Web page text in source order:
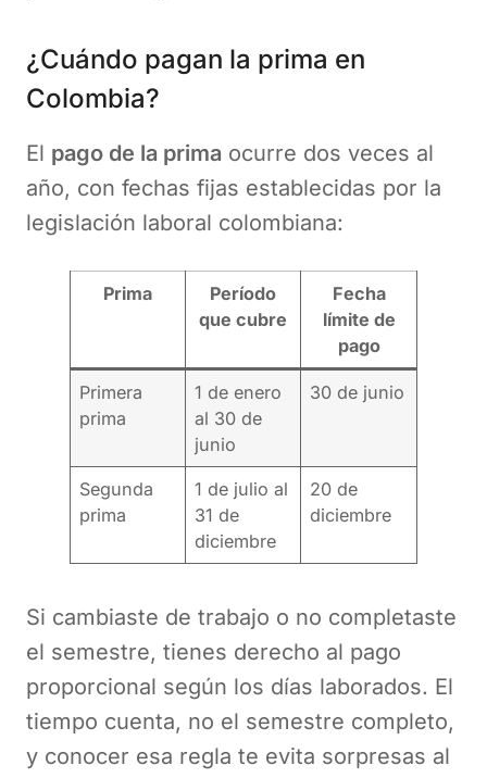
¿Cuándo pagan la prima en
Colombia?
El pago de la prima ocurre dos veces al
año, con fechas fijas establecidas por la
legislación laboral colombiana:
Prima
Período
que cubre
Fecha
límite de
pago
Primera
prima
1 de enero
al 30 de
junio
30 de junio
Segunda
prima
1 de julio al
31 de
diciembre
20 de
diciembre
Si cambiaste de trabajo o no completaste
el semestre, tienes derecho al pago
proporcional según los días laborados. El
tiempo cuenta, no el semestre completo,
y conocer esa regla te evita sorpresas al